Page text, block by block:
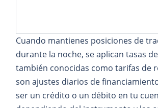
Cuando mantienes posiciones de
durante la noche, se aplican tasas
también conocidas como tarifas de
son ajustes diarios de
ser un crédito o un débito en tu